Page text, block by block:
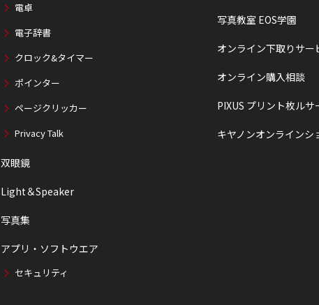
電卓
電子辞書
クロック&タイマー
ポインター
ページクリッカー
Privacy Talk
双眼鏡
Light＆Speaker
写真集
アプリ・ソフトウエア
セキュリティ
写真教室 EOS学園
オンライン下取りサー
オンライン購入相談
PIXUS プリント枚ル
キヤノンオンラインシ